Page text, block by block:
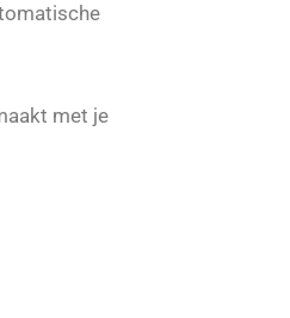
met je